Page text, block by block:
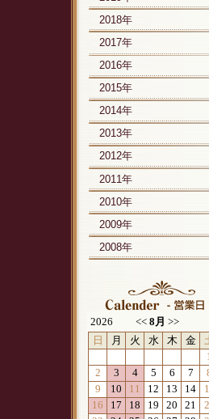
2018年
2017年
2016年
2015年
2014年
2013年
2012年
2011年
2010年
2009年
2008年